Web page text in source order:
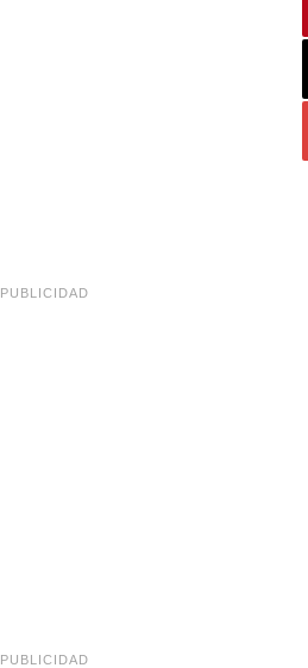
PUBLICIDAD
PUBLICIDAD